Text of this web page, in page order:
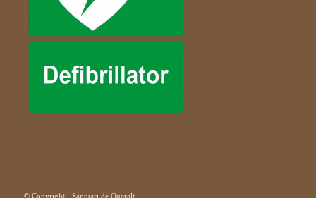
© Copyright - Santuari de Queralt